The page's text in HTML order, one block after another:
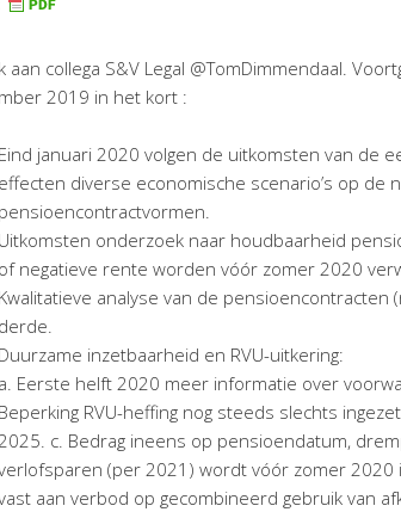
aan collega S&V Legal @TomDimmendaal.
2019 in het kort :
Eind januari 2020 volgen de uitkomsten van de
effecten diverse economische scenario’s op de
pensioencontractvormen.
Uitkomsten onderzoek naar houdbaarheid
of negatieve rente worden vóór zomer 2020
Kwalitatieve analyse van de pensioencontracten
derde.
Duurzame inzetbaarheid en RVU-uitkering:
a. Eerste helft 2020 meer informatie over
Beperking RVU-heffing nog steeds slechts
c. Bedrag ineens op pensioendatum,
(per 2021) wordt vóór zomer 2020
aan verbod op gecombineerd gebruik van